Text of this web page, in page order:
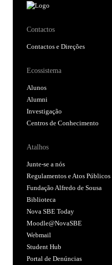
Contactos
Contactos e Direções
Ecossistema
Alunos
Alumni
Investigação
Centros de Conhecimento
Atalhos
Junte-se a nós
Regulamentos e Atos Públicos
Fundação Alfredo de Sousa
Biblioteca
Nova SBE Today
Moodle@NovaSBE
Webmail
Student Hub
Portal de Denúncias